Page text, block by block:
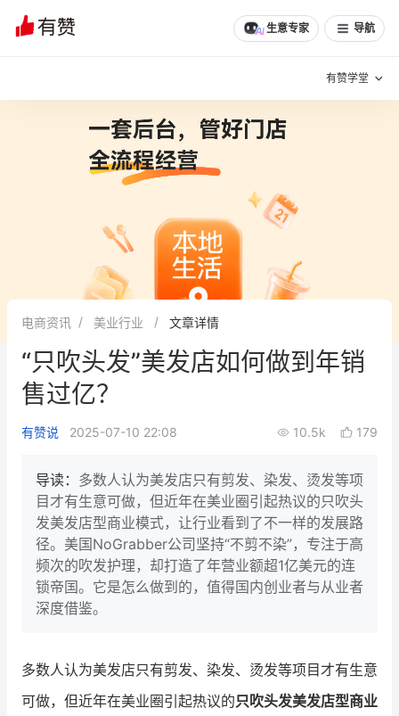
生意专家 导航
有赞学堂
增长方法
有赞专家说
新零售最佳实践
面对面聊增长
新零售大会
增长产品指南
智库 产品场景库
产品更新动态 帮助中心
品牌消费观 行业报告
新零售资讯
文章 问诊 分享
电商资讯 美业行业 文章详情
“只吹头发”美发店如何做到年销
售过亿？
有赞说 2025-07-10 22:08 10.5k 179
导读： 多数人认为美发店只有剪发、染发、烫发等项
目才有生意可做，但近年在美业圈引起热议的只吹头
发美发店型商业模式，让行业看到了不一样的发展路
径。美国NoGrabber公司坚持“不剪不染”，专注于高
频次的吹发护理，却打造了年营业额超1亿美元的连
锁帝国。它是怎么做到的，值得国内创业者与从业者
深度借鉴。
多数人认为美发店只有剪发、染发、烫发等项目才有生意
可做，但近年在美业圈引起热议的只吹头发美发店型商业